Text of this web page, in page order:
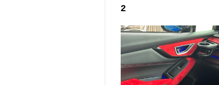
2